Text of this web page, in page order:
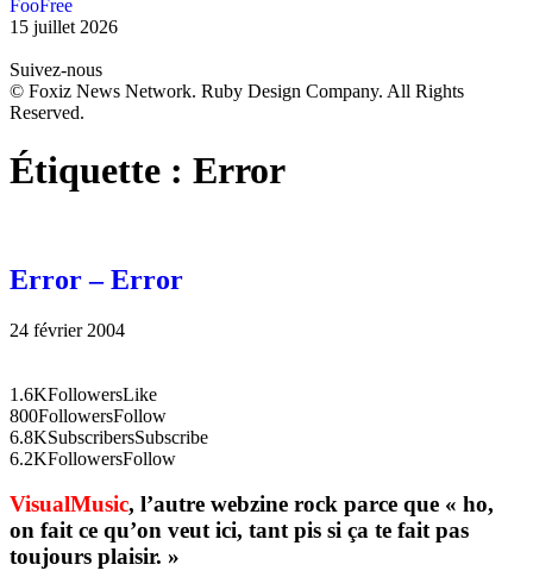
FooFree
15 juillet 2026
Suivez-nous
© Foxiz News Network. Ruby Design Company. All Rights
Reserved.
Étiquette : Error
Error – Error
24 février 2004
1.6KFollowersLike
800FollowersFollow
6.8KSubscribersSubscribe
6.2KFollowersFollow
VisualMusic, l’autre webzine rock parce que « ho,
on fait ce qu’on veut ici, tant pis si ça te fait pas
toujours plaisir. »